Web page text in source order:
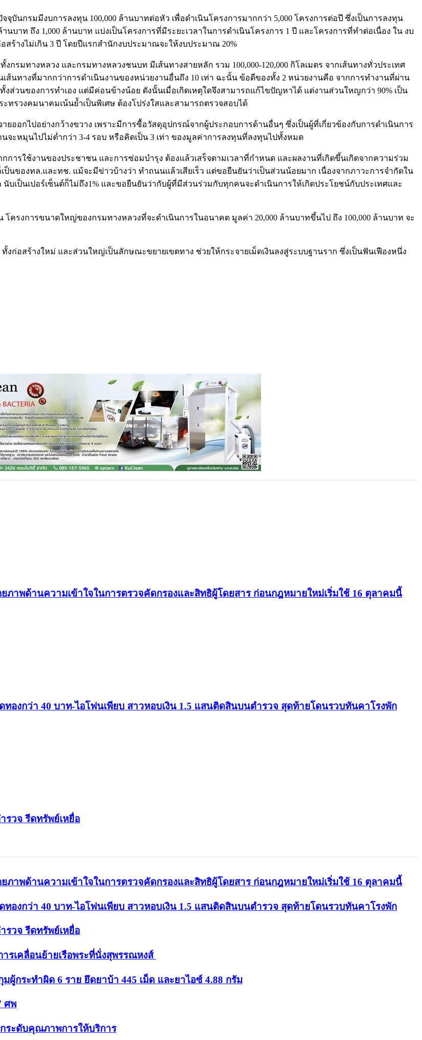
จุบันกรมมีงบการลงทุน 100,000 ล้านบาทต่อหัว เพื่อดำเนินโครงการมากกว่า 5,000 โครงการต่อปี ซึ่งเป็นการลงทุน
บาท ถึง 1,000 ล้านบาท แบ่งเป็นโครงการที่มีระยะเวลาในการดำเนินโครงการ 1 ปี และโครงการที่ทำต่อเนื่อง ใน งบ
ร้างไม่เกิน 3 ปี โดยปีแรกสำนักงบประมาณจะให้งบประมาณ 20%
รมทางหลวง และกรมทางหลวงชนบท มีเส้นทางสายหลัก รวม 100,000-120,000 กิโลเมตร จากเส้นทางทั่วประเทศ
เส้นทางที่มากกว่าการดำเนินงานของหน่วยงานอื่นถึง 10 เท่า ฉะนั้น ข้อดีของทั้ง 2 หน่วยงานคือ จากการทำงานที่ผ่าน
ส่วนของการทำเอง แต่มีค่อนข้างน้อย ดังนั้นเมื่อเกิดเหตุใดจึงสามารถแก้ไขปัญหาได้ แต่งานส่วนใหญกว่า 90% เป็น
ทรวงคมนาคมเน้นยํ้าเป็นพิเศษ ต้องโปร่งใสและสามารถตรวจสอบได้
ออกไปอย่างกว้างขวาง เพราะมีการซื้อวัสดุอุปกรณ์จากผู้ประกอบการด้านอื่นๆ ซึ่งเป็นผู้ที่เกี่ยวข้องกับการดำเนินการ
จะหมุนไปไม่ตํ่ากว่า 3-4 รอบ หรือคิดเป็น 3 เท่า ของมูลค่าการลงทุนที่ลงทุนไปทั้งหมด
ารใช้งานของประชาชน และการซ่อมบำรุง ต้องแล้วเสร็จตามเวลาที่กำหนด และผลงานที่เกิดขึ้นเกิดจากความร่วม
นของทล.และทช. แม้จะมีข่าวบ้างว่า ทำถนนแล้วเสียเร็ว แต่ขอยืนยันว่าเป็นส่วนน้อยมาก เนื่องจากภาวะการจำกัดใน
เป็นเปอร์เซ็นต์ก็ไม่ถึง1% และขอยืนยันว่ากับผู้ที่มีส่วนร่วมกับทุกคนจะดำเนินการให้เกิดประโยชน์กับประเทศและ
ครงการขนาดใหญ่ของกรมทางหลวงที่จะดำเนินการในอนาคต มูลค่า 20,000 ล้านบาทขึ้นไป ถึง 100,000 ล้านบาท จะ
ก่อสร้างใหม่ และส่วนใหญ่เป็นลักษณะขยายเขตทาง ช่วยให้กระจายเม็ดเงินลงสู่ระบบฐานราก ซึ่งเป็นฟันเฟืองหนึ่ง
ภาพด้านความเข้าใจในการตรวจคัดกรองและสิทธิผู้โดยสาร ก่อนกฎหมายใหม่เริ่มใช้ 16 ตุลาคมนี้
องกว่า 40 บาท-ไอโฟนเพียบ สาวหอบเงิน 1.5 แสนติดสินบนตำรวจ สุดท้ายโดนรวบทันคาโรงพัก
รวจ รีดทรัพย์เหยื่อ
ภาพด้านความเข้าใจในการตรวจคัดกรองและสิทธิผู้โดยสาร ก่อนกฎหมายใหม่เริ่มใช้ 16 ตุลาคมนี้
องกว่า 40 บาท-ไอโฟนเพียบ สาวหอบเงิน 1.5 แสนติดสินบนตำรวจ สุดท้ายโดนรวบทันคาโรงพัก
รวจ รีดทรัพย์เหยื่อ
รเคลื่อนย้ายเรือพระที่นั่งสุพรรณหงส์
กระทำผิด 6 ราย ยึดยาบ้า 445 เม็ด และยาไอซ์ 4.88 กรัม
ศพ
กระดับคุณภาพการให้บริการ